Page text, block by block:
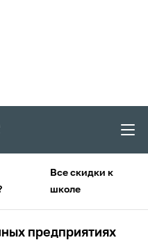
Все скидки к
школе
предприятиях